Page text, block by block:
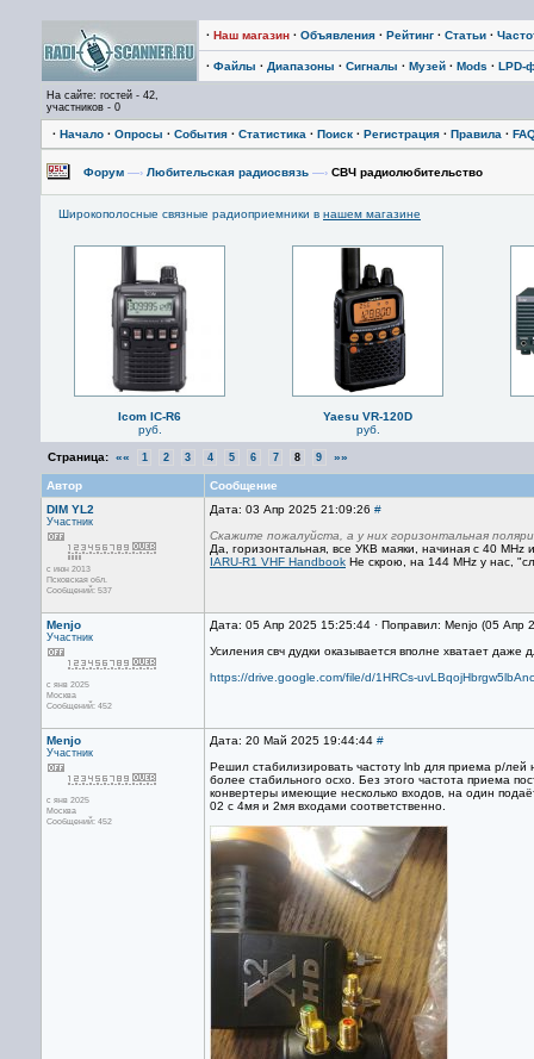
· Наш магазин · Объявления · Рейтинг · Статьи ·
· Файлы · Диапазоны · Сигналы · Музей · Mods · LPD-
На сайте: гостей - 42,
участников - 0
· Начало · Опросы · События · Статистика · Поиск · Регистрация · Правила ·
Форум —› Любительская радиосвязь —› СВЧ радиолюбительство
Широкополосные связные радиоприемники в нашем магазине
Icom IC-R6
руб.
Yaesu VR-120D
руб.
Страница: «« 1 2 3 4 5 6 7 8 9 »»
Автор
Сообщение
DIM YL2
Участник
с июн 2013
Псковская обл.
Сообщений: 537
Дата: 03 Апр 2025 21:09:26 #
Скажите пожалуйста, а у них горизонтальная
Да, горизонтальная, все УКВ маяки, начиная с 40
IARU-R1 VHF Handbook Не скрою, на 144 MHz у нас,
Menjo
Участник
с янв 2025
Москва
Сообщений: 452
Дата: 05 Апр 2025 15:25:44 · Поправил: Menjo (05 Апр
Усиления свч дудки оказывается вполне хватает
https://drive.google.com/file/d/1HRCs-
Menjo
Участник
с янв 2025
Москва
Сообщений: 452
Дата: 20 Май 2025 19:44:44 #
Решил стабилизировать частоту lnb для приема р/
более стабильного осхо. Без этого частота приема
конвертеры имеющие несколько входов, на один
02 с 4мя и 2мя входами соответственно.